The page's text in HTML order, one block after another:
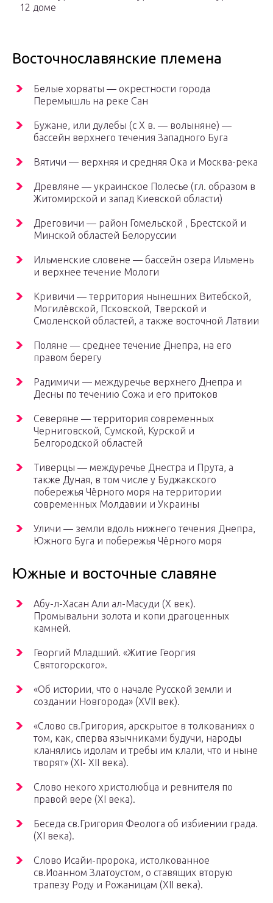
12 доме
Восточнославянские племена
Белые хорваты — окрестности города
Перемышль на реке Сан
Бужане, или дулебы (с Х в. — волыняне) —
бассейн верхнего течения Западного Буга
Вятичи — верхняя и средняя Ока и Москва-река
Древляне — украинское Полесье (гл. образом в
Житомирской и запад Киевской области)
Дреговичи — район Гомельской , Брестской и
Минской областей Белоруссии
Ильменские словене — бассейн озера Ильмень
и верхнее течение Мологи
Кривичи — территория нынешних Витебской,
Могилёвской, Псковской, Тверской и
Смоленской областей, а также восточной Латвии
Поляне — среднее течение Днепра, на его
правом берегу
Радимичи — междуречье верхнего Днепра и
Десны по течению Сожа и его притоков
Северяне — территория современных
Черниговской, Сумской, Курской и
Белгородской областей
Тиверцы — междуречье Днестра и Прута, а
также Дуная, в том числе у Буджакского
побережья Чёрного моря на территории
современных Молдавии и Украины
Уличи — земли вдоль нижнего течения Днепра,
Южного Буга и побережья Чёрного моря
Южные и восточные славяне
Абу-л-Хасан Али ал-Масуди (Х век).
Промывальни золота и копи драгоценных
камней.
Георгий Младший. «Житие Георгия
Святогорского».
«Об истории, что о начале Русской земли и
создании Новгорода» (XVII век).
«Слово св.Григория, арскрытое в толкованиях о
том, как, сперва язычниками будучи, народы
кланялись идолам и требы им клали, что и ныне
творят» (XI- XII века).
Слово некого христолюбца и ревнителя по
правой вере (XI века).
Беседа св.Григория Феолога об избиении града.
(XI века).
Слово Исайи-пророка, истолкованное
св.Иоанном Златоустом, о ставящих вторую
трапезу Роду и Рожаницам (XII века).